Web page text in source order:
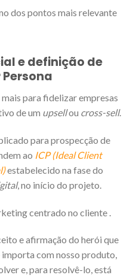
dos pontos mais relevante
e definição de
para fidelizar empresas
de um upsellou cross-sell.
para prospecção de
ao ICP (Ideal Client
estabelecido na fase do
, no início do projeto.
centrado no cliente .
e afirmação do herói que
com nosso produto,
e, para resolvê-lo, está